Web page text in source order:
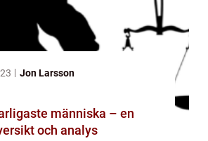
Jon Larsson
människa – en
och analys